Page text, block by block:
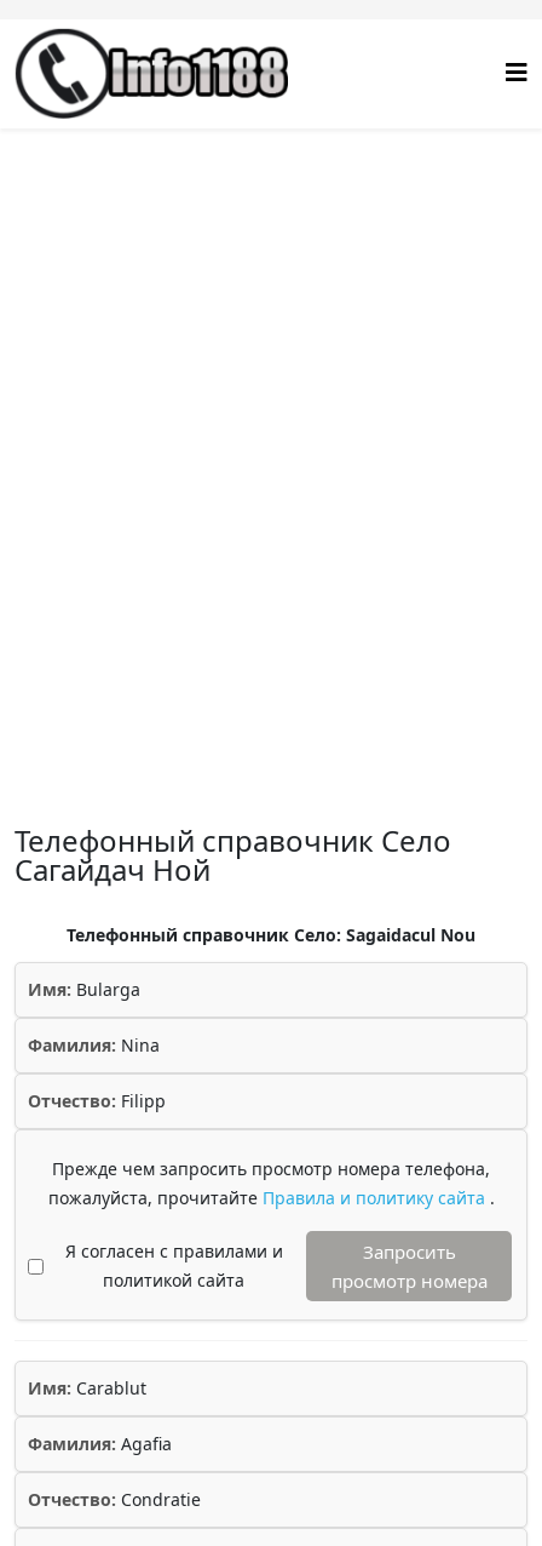
Телефонный справочник Село
Сагайдач Ной
Телефонный справочник Село: Sagaidacul Nou
Имя: Bularga
Фамилия: Nina
Отчество: Filipp
Прежде чем запросить просмотр номера телефона,
пожалуйста, прочитайте Правила и политику сайта .
Я согласен с правилами и
политикой сайта
Запросить
просмотр номера
Имя: Carablut
Фамилия: Agafia
Отчество: Condratie